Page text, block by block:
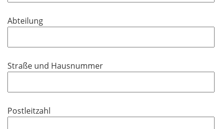
d
e
d
Abteilung
Straße und Hausnummer
Postleitzahl